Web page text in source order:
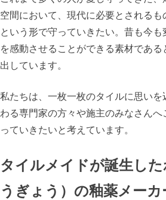
空間において、現代に必要とされる
という形で守っていきたい。昔も今
を感動させることができる素材であ
出しています。
私たちは、一枚一枚のタイルに思いを
わる専門家の方々や施主のみなさん
っていきたいと考えています。
タイルメイドが誕生し
うぎょう）の釉薬メー